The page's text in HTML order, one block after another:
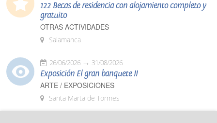
122 Becas de residencia con alojamiento completo y
gratuito
OTRAS ACTIVIDADES
Salamanca
26/06/2026 31/08/2026
Exposición El gran banquete II
ARTE / EXPOSICIONES
Santa Marta de Tormes